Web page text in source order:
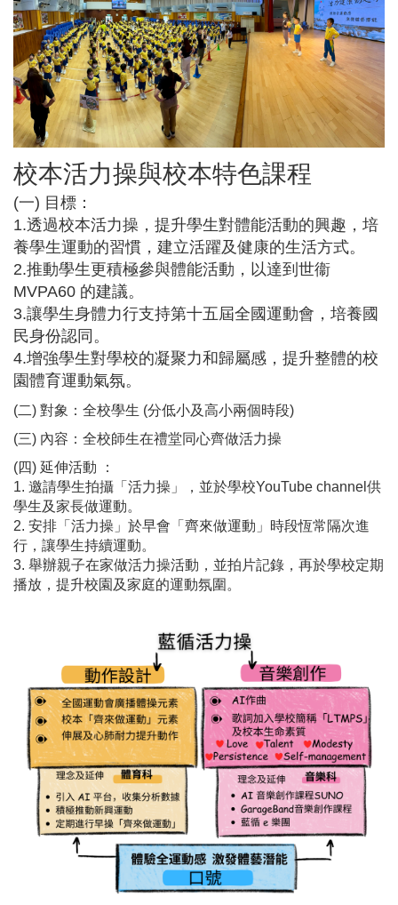
校本活力操與校本特色課程
(一) 目標：
1.透過校本活力操，提升學生對體能活動的興趣，培
養學生運動的習慣，建立活躍及健康的生活方式。
2.推動學生更積極參與體能活動，以達到世衞
MVPA60 的建議。
3.讓學生身體力行支持第十五屆全國運動會，培養國
民身份認同。
4.增強學生對學校的凝聚力和歸屬感，提升整體的校
園體育運動氣氛。
(二) 對象：全校學生 (分低小及高小兩個時段)
(三) 內容：全校師生在禮堂同心齊做活力操
(四) 延伸活動 ：
1. 邀請學生拍攝「活力操」，並於學校YouTube channel供
學生及家長做運動。
2. 安排「活力操」於早會「齊來做運動」時段恆常隔次進
行，讓學生持續運動。
3. 舉辦親子在家做活力操活動，並拍片記錄，再於學校定期
播放，提升校園及家庭的運動氛圍。